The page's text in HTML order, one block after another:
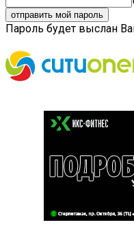
Пароль будет выслан